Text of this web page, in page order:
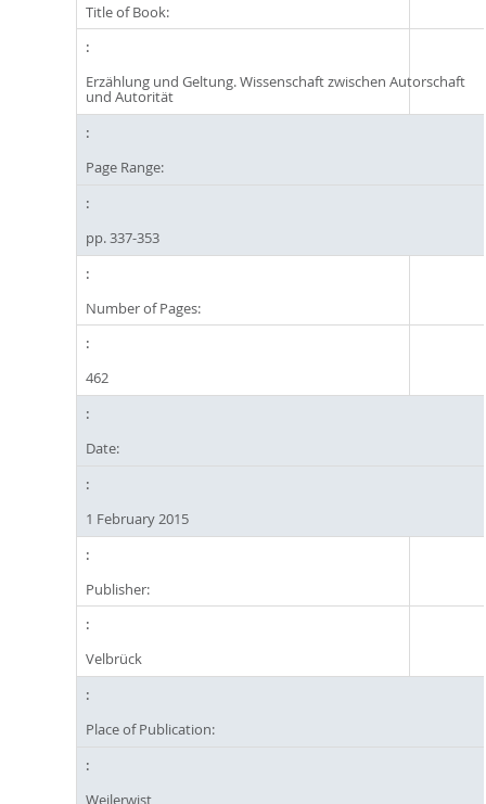
Title of Book:
Erzählung und Geltung. Wissenschaft zwischen Autorschaft
und Autorität
Page Range:
pp. 337-353
Number of Pages:
462
Date:
1 February 2015
Publisher:
Velbrück
Place of Publication:
Weilerwist